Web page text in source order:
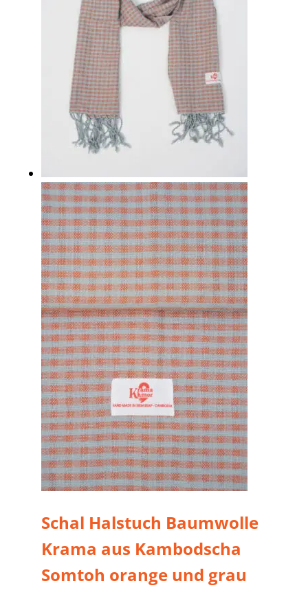
Schal Halstuch Baumwolle
Krama aus Kambodscha
Somtoh orange und grau